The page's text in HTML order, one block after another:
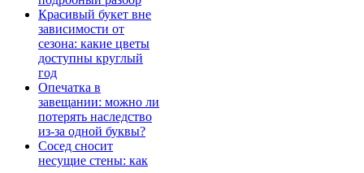
Красивый букет вне
зависимости от
сезона: какие цветы
доступны круглый
год
Опечатка в
завещании: можно ли
потерять наследство
из-за одной буквы?
Сосед сносит
несущие стены: как